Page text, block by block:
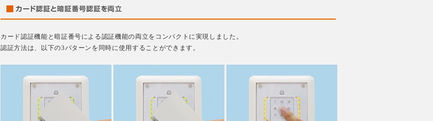
カード認証機能と暗証番号による認証機能の両立をコンパクトに実現しました。
認証方法は、以下の3パターンを同時に使用することができます。